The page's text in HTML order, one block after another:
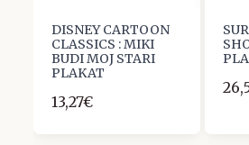
DISNEY CARTOON
CLASSICS : MIKI
BUDI MOJ STARI
PLAKAT
13,27€